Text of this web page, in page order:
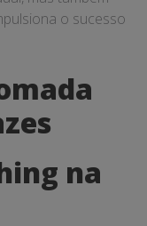
o sucesso
na